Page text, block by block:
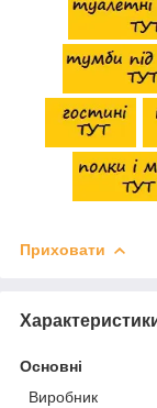
Приховати
Основні
Виробник